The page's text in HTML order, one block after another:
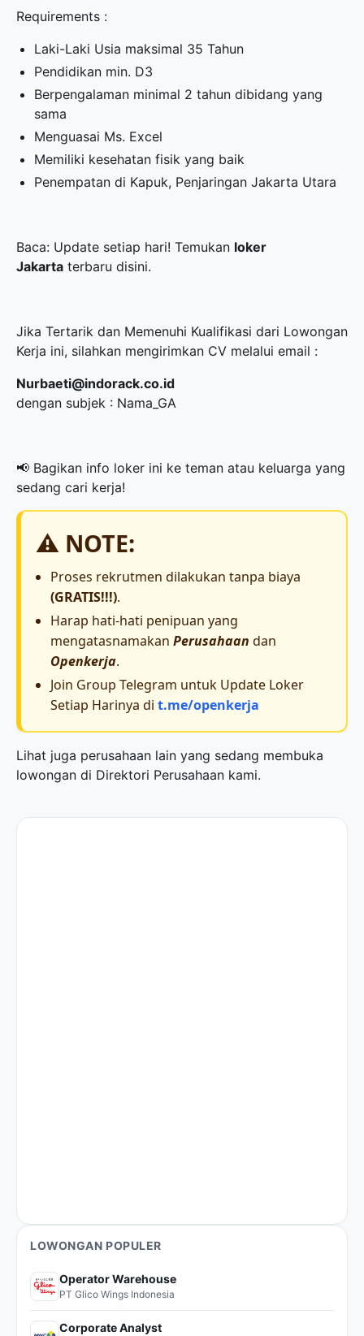
Requirements :
Laki-Laki Usia maksimal 35 Tahun
Pendidikan min. D3
Berpengalaman minimal 2 tahun dibidang yang
sama
Menguasai Ms. Excel
Memiliki kesehatan fisik yang baik
Penempatan di Kapuk, Penjaringan Jakarta Utara
Baca: Update setiap hari! Temukan loker
Jakarta terbaru disini.
Jika Tertarik dan Memenuhi Kualifikasi dari Lowongan
Kerja ini, silahkan mengirimkan CV melalui email :
Nurbaeti@indorack.co.id
dengan subjek : Nama_GA
📢 Bagikan info loker ini ke teman atau keluarga yang
sedang cari kerja!
⚠️ NOTE:
Proses rekrutmen dilakukan tanpa biaya
(GRATIS!!!).
Harap hati-hati penipuan yang
mengatasnamakan Perusahaan dan
Openkerja.
Join Group Telegram untuk Update Loker
Setiap Harinya di t.me/openkerja
Lihat juga perusahaan lain yang sedang membuka
lowongan di Direktori Perusahaan kami.
LOWONGAN POPULER
Operator Warehouse
PT Glico Wings Indonesia
Corporate Analyst